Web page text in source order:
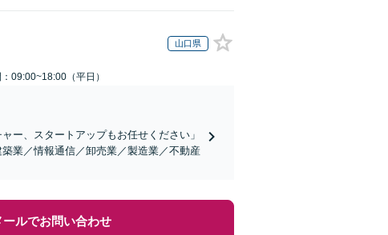
山口県
09:00~18:00（平日）
ー、スタートアップもお任せください」
業／情報通信／卸売業／製造業／不動産
ールでお問い合わせ